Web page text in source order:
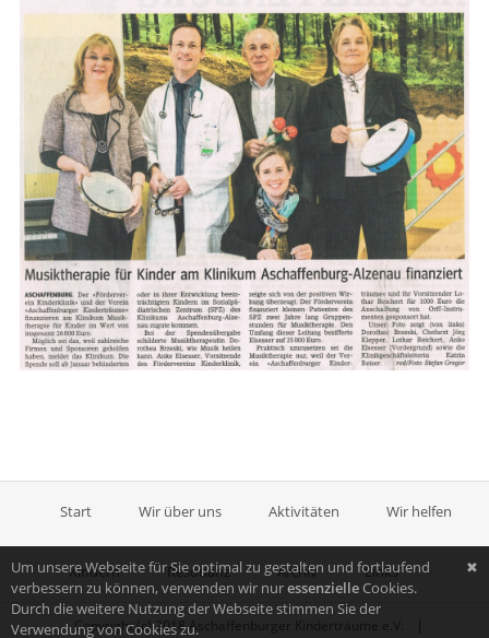
Start Wir über uns Aktivitäten Wir helfen
Kindern Resonanz Archiv Links
Copyright (c) 2018 Aschaffenburger Kinderträume e.V.
Um unsere Webseite für Sie optimal zu gestalten und fortlaufend
verbessern zu können, verwenden wir nuressenzielleCookies.
Durch die weitere Nutzung der Webseite stimmen Sie der
Verwendung von Cookies zu.
✖